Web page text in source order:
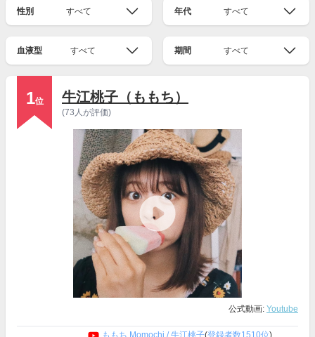
性別 すべて 年代 すべて
血液型 すべて 期間 すべて
1位 牛江桃子（ももち）
(73人が評価)
公式動画: Youtube
ももち Momochi / 牛江桃子(登録者数1510位)